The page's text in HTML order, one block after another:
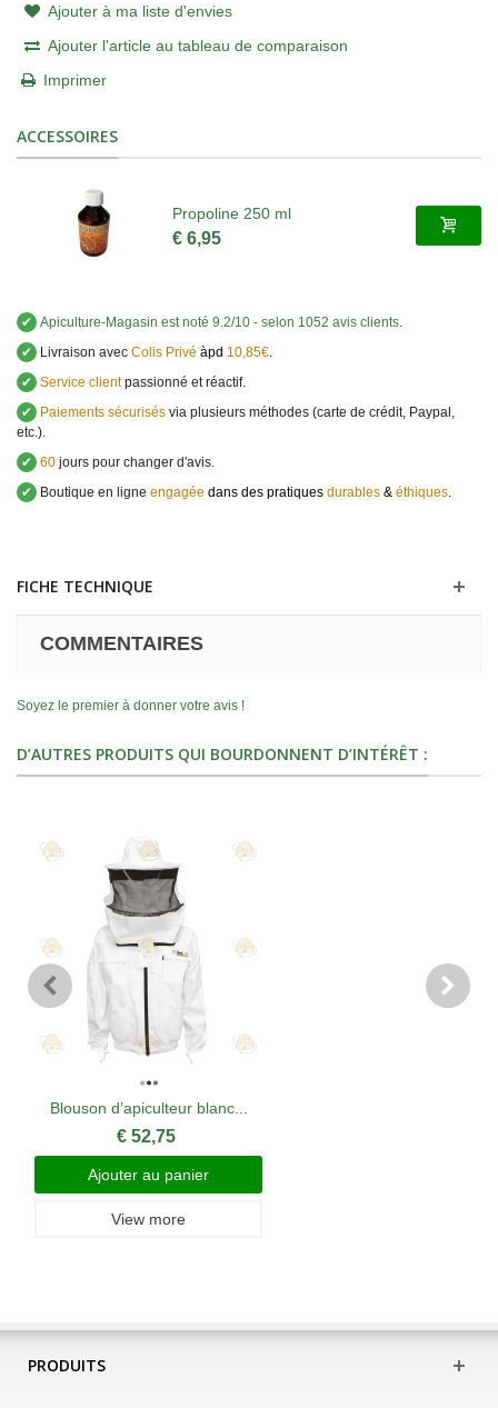
Ajouter à ma liste d'envies
Ajouter l'article au tableau de comparaison
Imprimer
ACCESSOIRES
Propoline 250 ml
€ 6,95
✔ Apiculture-Magasin est noté 9.2/10 - selon 1052 avis clients.
✔
Livraison avec Colis Privé àpd 10,85€.
✔ Service clientpassionné et réactif.
✔
Paiements sécurisés via plusieurs méthodes (carte de crédit, Paypal,
etc.).
✔ 60 jours pour changer d'avis.
✔
Boutique en ligne engagée dans des pratiques durables & éthiques.
FICHE TECHNIQUE
COMMENTAIRES
Soyez le premier à donner votre avis !
D’AUTRES PRODUITS QUI BOURDONNENT D’INTÉRÊT :
Blouson d’apiculteur blanc...
€ 52,75
Ajouter au panier
View more
PRODUITS